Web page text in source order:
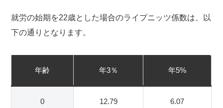
就労の始期を22歳とした場合のライプニッツ係数は、以
下の通りとなります。
年齢 年3％ 年5%
0 12.79 6.07